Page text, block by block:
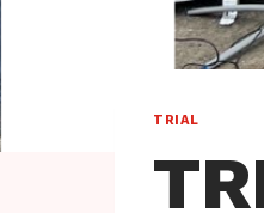
TRIAL